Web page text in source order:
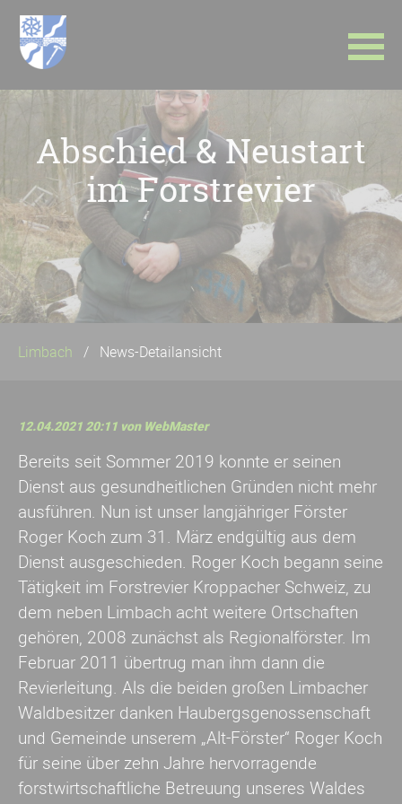
Navigation
Abschied & Neustart
im Forstrevier
Limbach News-Detailansicht
12.04.2021 20:11 von WebMaster
Bereits seit Sommer 2019 konnte er seinen
Dienst aus gesundheitlichen Gründen nicht mehr
ausführen. Nun ist unser langjähriger Förster
Roger Koch zum 31. März endgültig aus dem
Dienst ausgeschieden. Roger Koch begann seine
Tätigkeit im Forstrevier Kroppacher Schweiz, zu
dem neben Limbach acht weitere Ortschaften
gehören, 2008 zunächst als Regionalförster. Im
Februar 2011 übertrug man ihm dann die
Revierleitung. Als die beiden großen Limbacher
Waldbesitzer danken Haubergsgenossenschaft
und Gemeinde unserem „Alt-Förster“ Roger Koch
für seine über zehn Jahre hervorragende
forstwirtschaftliche Betreuung unseres Waldes